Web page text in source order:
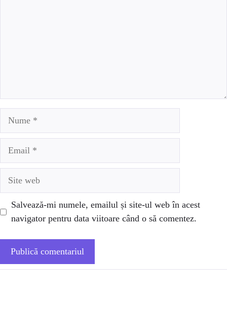
Salvează-mi numele, emailul și site-ul web în acest
navigator pentru data viitoare când o să comentez.